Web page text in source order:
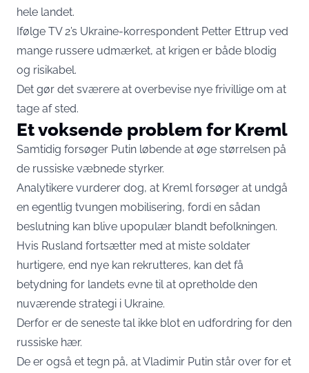
hele landet.
Ifølge TV 2’s Ukraine-korrespondent Petter Ettrup ved
mange russere udmærket, at krigen er både blodig
og risikabel.
Det gør det sværere at overbevise nye frivillige om at
tage af sted.
Et voksende problem for Kreml
Samtidig forsøger Putin løbende at øge størrelsen på
de russiske væbnede styrker.
Analytikere vurderer dog, at Kreml forsøger at undgå
en egentlig tvungen mobilisering, fordi en sådan
beslutning kan blive upopulær blandt befolkningen.
Hvis Rusland fortsætter med at miste soldater
hurtigere, end nye kan rekrutteres, kan det få
betydning for landets evne til at opretholde den
nuværende strategi i Ukraine.
Derfor er de seneste tal ikke blot en udfordring for den
russiske hær.
De er også et tegn på, at Vladimir Putin står over for et